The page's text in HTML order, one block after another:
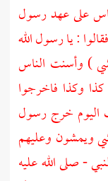
على عهد رسول
: يا رسول الله
) وأسنت الناس
وكذا فاخرجوا
اليوم خرج رسول
ويمشون وعليهم
- صلى الله عليه